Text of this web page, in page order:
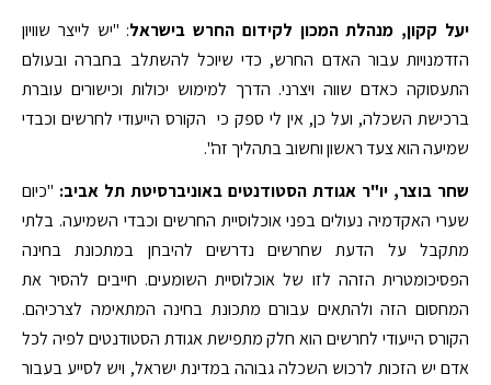
יעל קקון, מנהלת המכון לקידום החרש בישראל: "יש לייצר שוויון
הזדמנויות עבור האדם החרש, כדי שיוכל להשתלב בחברה ובעולם
התעסוקה כאדם שווה ויצרני. הדרך למימוש יכולות וכישורים עוברת
ברכישת השכלה, ועל כן, אין לי ספק כי הקורס הייעודי לחרשים וכבדי
שמיעה הוא צעד ראשון וחשוב בתהליך זה".
שחר בוצר, יו"ר אגודת הסטודנטים באוניברסיטת תל אביב: "כיום
שערי האקדמיה נעולים בפני אוכלוסיית החרשים וכבדי השמיעה. בלתי
מתקבל על הדעת שחרשים נדרשים להיבחן במתכונת בחינה
הפסיכומטרית הזהה לזו של אוכלוסיית השומעים. חייבים להסיר את
המחסום הזה ולהתאים עבורם מתכונת בחינה המתאימה לצרכיהם.
הקורס הייעודי לחרשים הוא חלק מתפישת אגודת הסטודנטים לפיה לכל
אדם יש הזכות לרכוש השכלה גבוהה במדינת ישראל, ויש לסייע בעבור